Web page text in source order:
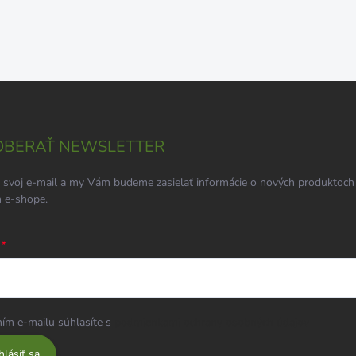
NEWSLETTER
e-mail a my Vám budeme zasielať informácie o nových
e-shope.
e-mailu súhlasíte s